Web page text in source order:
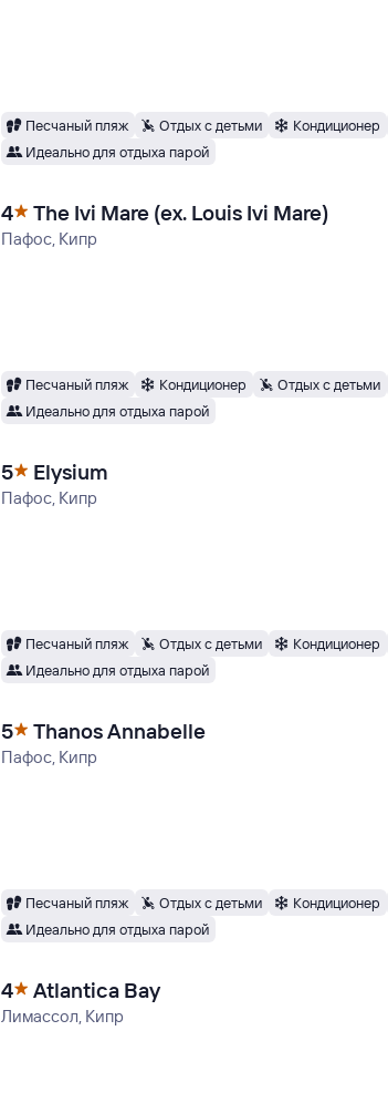
Песчаный пляж Отдых с детьми Кондиционер
Идеально для отдыха парой
4 The Ivi Mare (ex. Louis Ivi Mare)
Пафос, Кипр
Песчаный пляж Кондиционер Отдых с детьми
Идеально для отдыха парой
5 Elysium
Пафос, Кипр
Песчаный пляж Отдых с детьми Кондиционер
Идеально для отдыха парой
5 Thanos Annabelle
Пафос, Кипр
Песчаный пляж Отдых с детьми Кондиционер
Идеально для отдыха парой
4 Atlantica Bay
Лимассол, Кипр